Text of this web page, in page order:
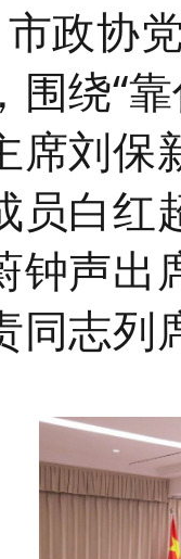
政协
围绕“
席刘保
员白红
钟声出
同志列